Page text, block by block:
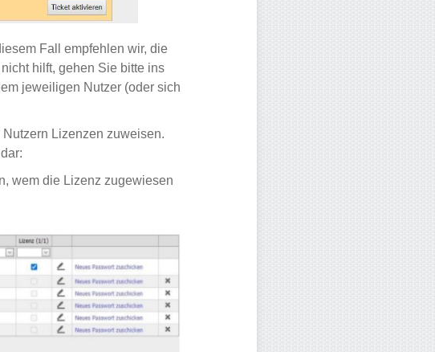
Fall empfehlen wir, die
hilft, gehen Sie bitte ins
jeweiligen Nutzer (oder sich
Lizenzen zuweisen.
wem die Lizenz zugewiesen